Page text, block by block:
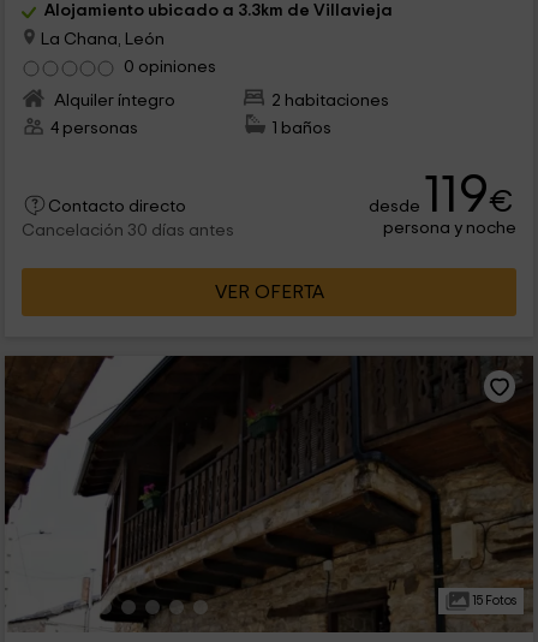
Alojamiento ubicado a 3.3km de Villavieja
La Chana, León
0 opiniones
Alquiler íntegro
2 habitaciones
4 personas
1 baños
Contacto directo
Cancelación 30 días antes
desde 119€
persona y noche
VER OFERTA
15 Fotos